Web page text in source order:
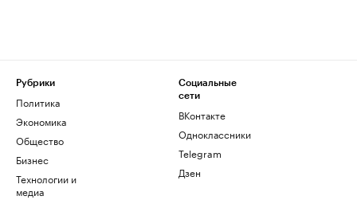
Рубрики
Политика
Экономика
Общество
Бизнес
Технологии и
медиа
Социальные
сети
ВКонтакте
Одноклассники
Telegram
Дзен